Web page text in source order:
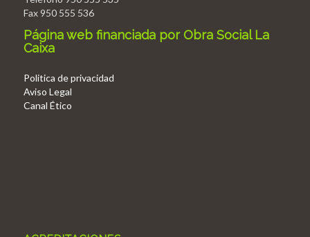
Fax 950 555 536
Página web financiada por Obra Social La
Caixa
Politica de privacidad
Aviso Legal
Canal Ético